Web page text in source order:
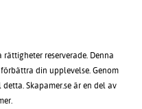
rättigheter reserverade. Denna
din upplevelse. Genom
Skapamer.se är en del av